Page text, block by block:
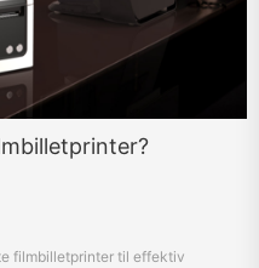
filmbilletprinter til effektiv